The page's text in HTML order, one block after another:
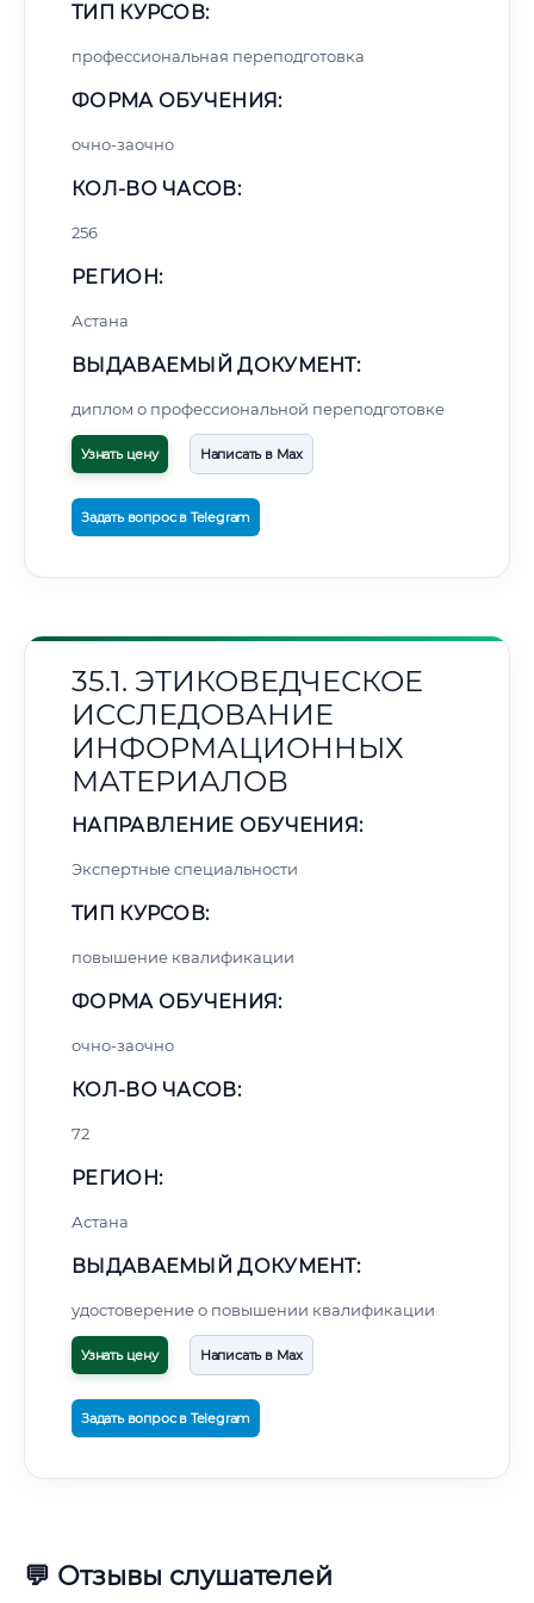
ТИП КУРСОВ:
профессиональная переподготовка
ФОРМА ОБУЧЕНИЯ:
очно-заочно
КОЛ-ВО ЧАСОВ:
256
РЕГИОН:
Астана
ВЫДАВАЕМЫЙ ДОКУМЕНТ:
диплом о профессиональной переподготовке
Узнать цену Написать в Max
Задать вопрос в Telegram
35.1. ЭТИКОВЕДЧЕСКОЕ
ИССЛЕДОВАНИЕ
ИНФОРМАЦИОННЫХ
МАТЕРИАЛОВ
НАПРАВЛЕНИЕ ОБУЧЕНИЯ:
Экспертные специальности
ТИП КУРСОВ:
повышение квалификации
ФОРМА ОБУЧЕНИЯ:
очно-заочно
КОЛ-ВО ЧАСОВ:
72
РЕГИОН:
Астана
ВЫДАВАЕМЫЙ ДОКУМЕНТ:
удостоверение о повышении квалификации
Узнать цену Написать в Max
Задать вопрос в Telegram
💬 Отзывы слушателей